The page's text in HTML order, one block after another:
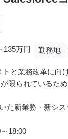
135万円 勤務地
トと業務改革に向
限られているた
た新業務・新シ
18:00